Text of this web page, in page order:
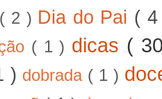
( 2 ) Dia do Pai (
( 1 ) dicas (
) dobrada ( 1 )